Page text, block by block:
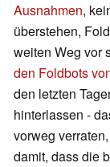
Ausnahmen,
überstehen,
weiten Weg vor
den Foldbots
den letzten
hinterlassen -
vorweg
damit, dass die